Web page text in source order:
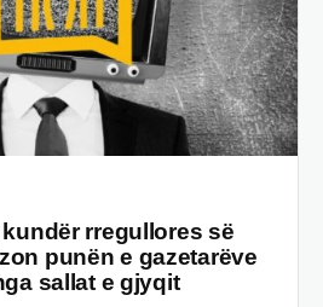
rregullores së
punën e gazetarëve
sallat e gjyqit